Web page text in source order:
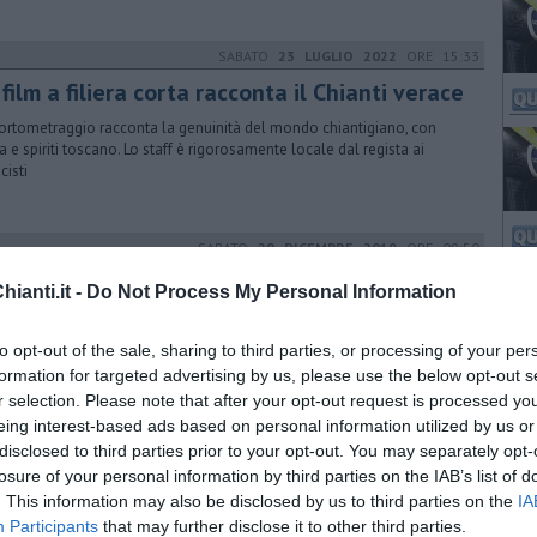
- Do Not Process My Personal Information
opt-out of the sale, sharing to third parties, or processing of your
for targeted advertising by us, please use the below opt-out
selection. Please note that after your opt-out request is processed
interest-based ads based on personal information utilized by us
to third parties prior to your opt-out. You may separately
of your personal information by third parties on the IAB’s list of
This information may also be disclosed by us to third parties on the
Participants that may further disclose it to other third parties.
SABATO 23 LUGLIO 2022 ORE 15:33
film a filiera corta racconta il Chianti verace
racconta la genuinità del mondo chiantigiano, con
e spiriti toscano. Lo staff è rigorosamente locale dal regista ai
SABATO28 DICEMBRE 2019ORE 09:50
un questionario per i pazienti
già aderito all'indagine dell'azienda sanitaria
GIOVEDÌ12 OTTOBRE 2023
solidarietà unanime dal Consiglio